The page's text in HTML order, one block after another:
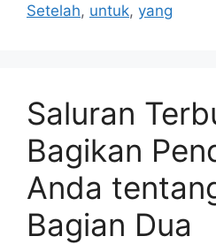
Setelah, untuk, yang
Saluran
Bagikan
Anda
Bagian Dua